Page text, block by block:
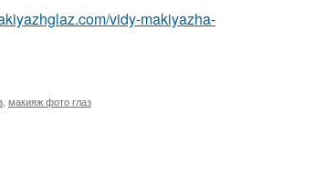
vidy-makiyazha-
макияж фото глаз